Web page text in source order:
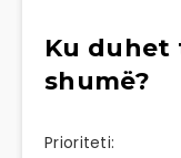
Ku duhet
shumë?
Prioriteti: